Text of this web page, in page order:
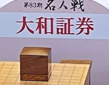
「最悪の空気のまま解散
観る将棋、